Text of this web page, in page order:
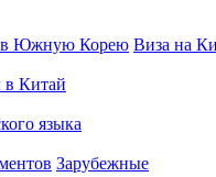
в Южную Корею Виза на
в Китай
языка
Зарубежные